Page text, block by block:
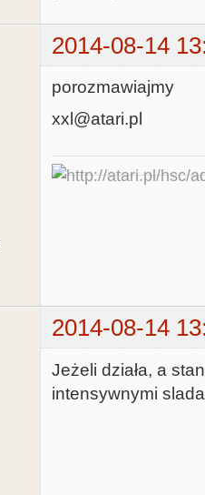
2014-08-14
porozmawiajmy
xxl@atari.pl
2014-08-14
Jeżeli działa, a
intensywnymi